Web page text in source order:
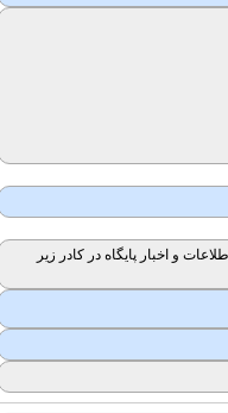
و اخبار پایگاه در کادر زیر